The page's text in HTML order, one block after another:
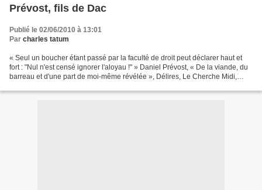
Prévost, fils de Dac
Publié le 02/06/2010 à 13:01
Par charles tatum
« Seul un boucher étant passé par la faculté de droit peut déclarer haut et
fort : "Nul n'est censé ignorer l'aloyau !" » Daniel Prévost, « De la viande, du
barreau et d'une part de moi-même révélée », Délires, Le Cherche Midi,